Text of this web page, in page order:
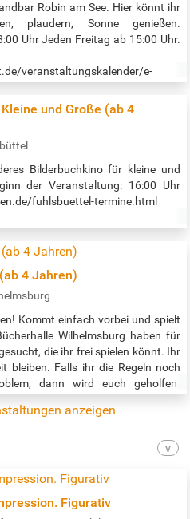
Robin am See. Hier könnt ihr
plaudern, Sonne genießen.
Uhr Jeden Freitag ab 15:00 Uhr.
veranstaltungskalender/e-
und Große (ab 4
Bilderbuchkino für kleine und
der Veranstaltung: 16:00 Uhr
fuhlsbuettel-termine.html
4 Jahren)
Kommt einfach vorbei und spielt
Wilhelmsburg haben für
die ihr frei spielen könnt. Ihr
bleiben. Falls ihr die Regeln noch
dann wird euch geholfen.
anzeigen
Figurativ